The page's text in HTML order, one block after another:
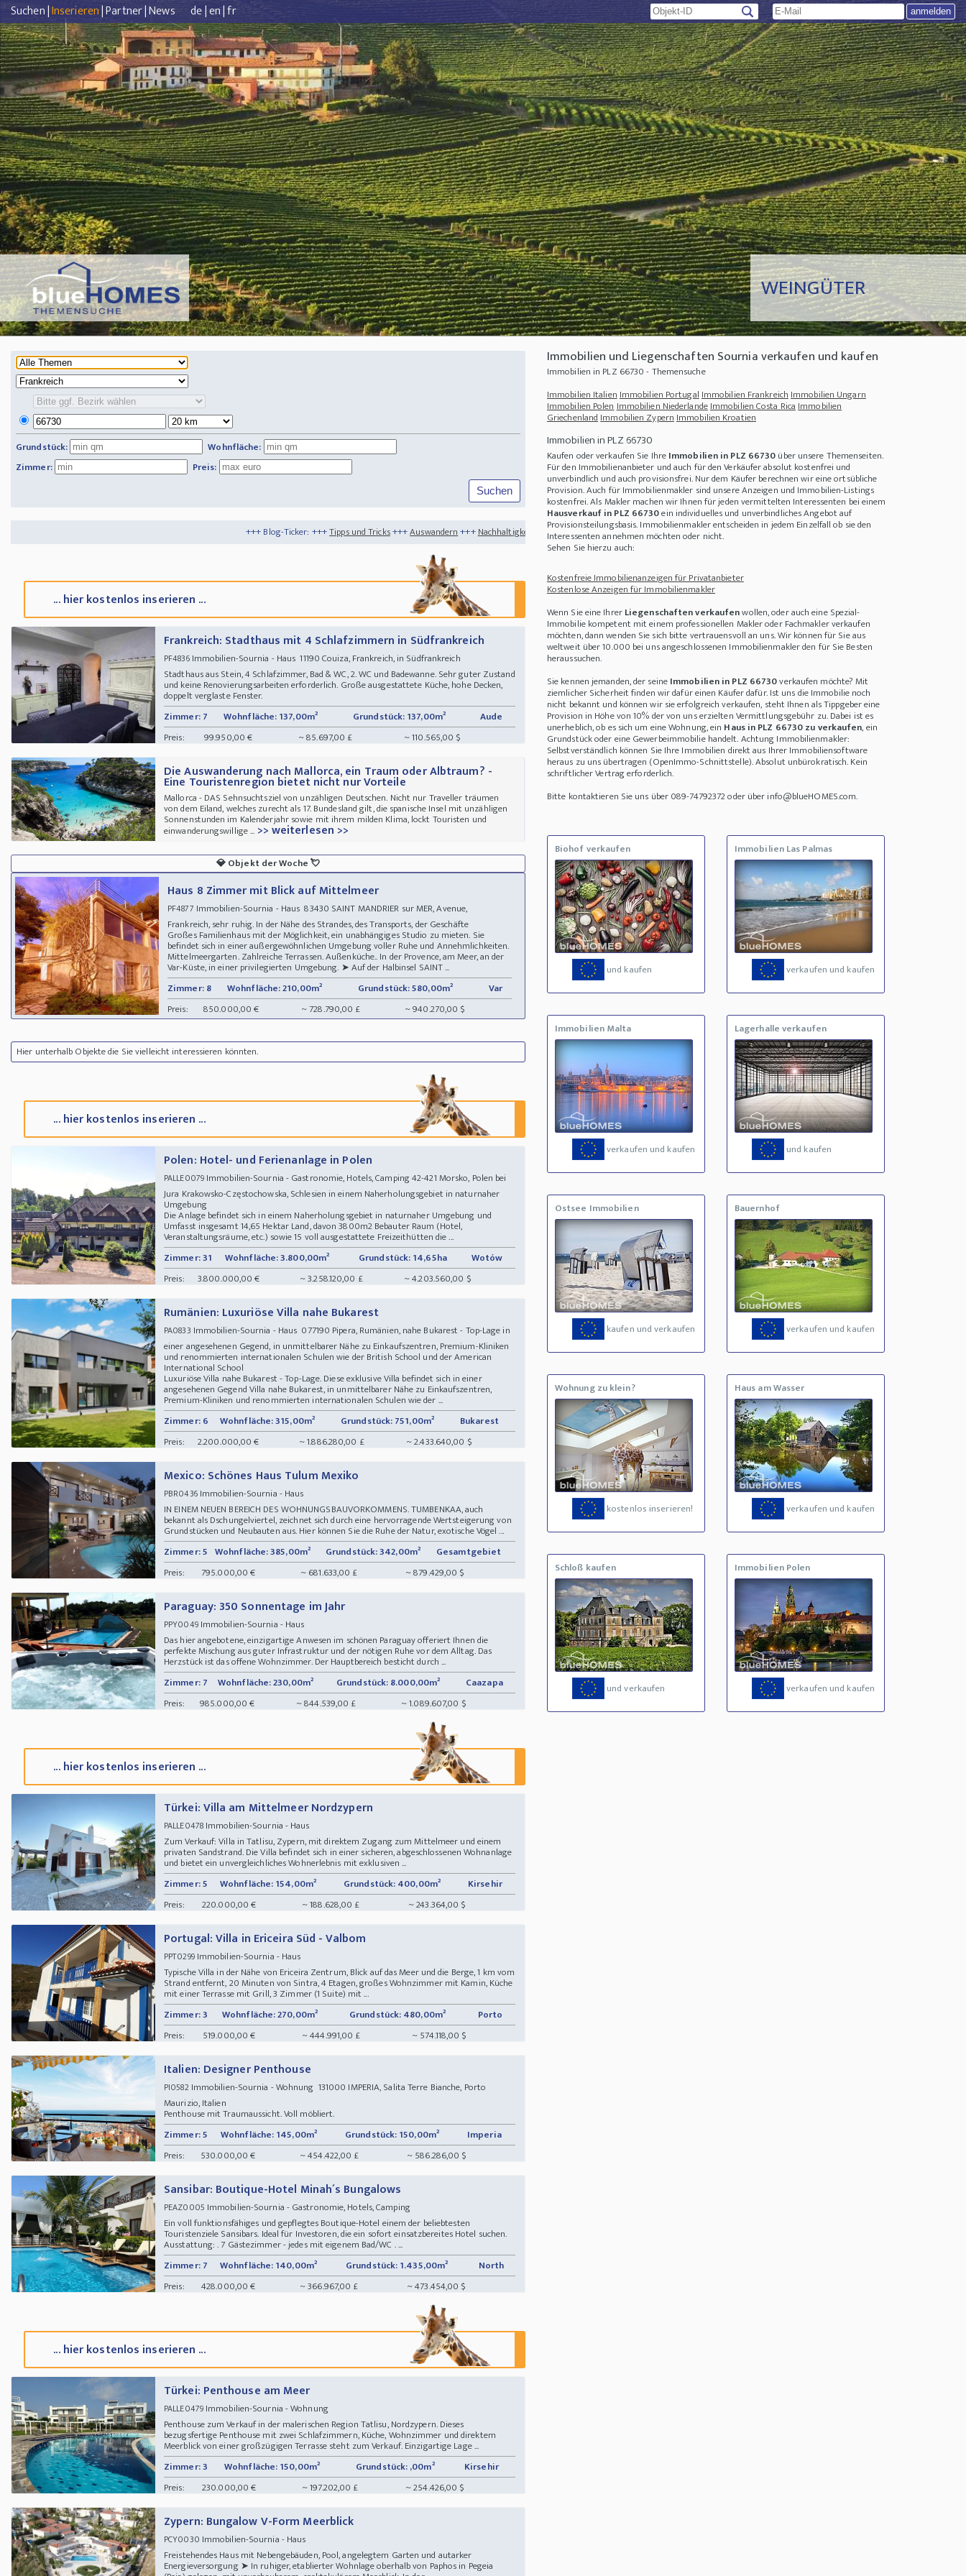
Suchen|Inserieren|Partner|News de|en|fr
WEINGÜTER
Grundstück:
Wohnfläche:
Zimmer:
Preis:
+++ Blog-Ticker: +++Tipps und Tricks+++Auswandern+++Nachhaltigkeit+++Portugal als Tauchspot entdecken+++Immobilien Investments - Woran erkennen Sie, ob sie nachhaltig sind?
... hier kostenlos inserieren ...
Frankreich: Stadthaus mit 4 Schlafzimmern in Südfrankreich
PF4836Immobilien-Sournia - Haus 11190 Couiza, Frankreich, in Südfrankreich
Stadthaus aus Stein, 4 Schlafzimmer, Bad & WC, 2. WC und Badewanne. Sehr guter Zustand
und keine Renovierungsarbeiten erforderlich. Große ausgestattete Küche, hohe Decken,
doppelt verglaste Fenster.
Zimmer: 7
Wohnfläche: 137,00m² Grundstück: 137,00m²
Aude
Preis:
99.950,00 € ~ 85.697,00 £ ~ 110.565,00 $
Die Auswanderung nach Mallorca, ein Traum oder Albtraum? -
Eine Touristenregion bietet nicht nur Vorteile
Mallorca - DAS Sehnsuchtsziel von unzähligen Deutschen. Nicht nur Traveller träumen
von dem Eiland, welches zurecht als 17. Bundesland gilt, die spanische Insel mit unzähligen
Sonnenstunden im Kalenderjahr sowie mit ihrem milden Klima, lockt Touristen und
einwanderungswillige ... >> weiterlesen >>
💎Objekt der Woche💘
Haus 8 Zimmer mit Blick auf Mittelmeer
PF4877 Immobilien-Sournia - Haus 83430 SAINT MANDRIER sur MER, Avenue,
Frankreich, sehr ruhig. In der Nähe des Strandes, des Transports, der Geschäfte
Großes Familienhaus mit der Möglichkeit, ein unabhängiges Studio zu mieten. Sie
befindet sich in einer außergewöhnlichen Umgebung voller Ruhe und Annehmlichkeiten.
Mittelmeergarten. Zahlreiche Terrassen. Außenküche.. In der Provence, am Meer, an der
Var-Küste, in einer privilegierten Umgebung. ➤ Auf der Halbinsel SAINT ...
Zimmer: 8
Wohnfläche: 210,00m² Grundstück: 580,00m²
Var
Preis:
850.000,00 € ~ 728.790,00 £ ~ 940.270,00 $
Hier unterhalb Objekte die Sie vielleicht interessieren könnten.
... hier kostenlos inserieren ...
Polen: Hotel- und Ferienanlage in Polen
PALLE0079Immobilien-Sournia - Gastronomie, Hotels, Camping 42-421 Morsko, Polen bei
Jura Krakowsko-Częstochowska, Schlesien in einem Naherholungsgebiet in naturnaher
Umgebung
Die Anlage befindet sich in einem Naherholungsgebiet in naturnaher Umgebung und
Umfasst insgesamt 14,65 Hektar Land, davon 3800m2 Bebauter Raum (Hotel,
Veranstaltungsräume, etc.) sowie 15 voll ausgestattete Freizeithütten die ...
Zimmer: 31
Wohnfläche: 3.800,00m² Grundstück: 14,65ha
Wotów
Preis:
3.800.000,00 € ~ 3.258.120,00 £ ~ 4.203.560,00 $
Rumänien: Luxuriöse Villa nahe Bukarest
PA0833 Immobilien-Sournia - Haus 077190 Pipera, Rumänien, nahe Bukarest - Top-Lage in
einer angesehenen Gegend, in unmittelbarer Nähe zu Einkaufszentren, Premium-Kliniken
und renommierten internationalen Schulen wie der British School und der American
International School
Luxuriöse Villa nahe Bukarest - Top-Lage. Diese exklusive Villa befindet sich in einer
angesehenen Gegend Villa nahe Bukarest, in unmittelbarer Nähe zu Einkaufszentren,
Premium-Kliniken und renommierten internationalen Schulen wie der ...
Zimmer: 6
Wohnfläche: 315,00m² Grundstück: 751,00m²
Bukarest
Preis:
2.200.000,00 € ~ 1.886.280,00 £ ~ 2.433.640,00 $
Mexico: Schönes Haus Tulum Mexiko
PBR0436Immobilien-Sournia - Haus
IN EINEM NEUEN BEREICH DES WOHNUNGSBAUVORKOMMENS. TUMBENKAA, auch
bekannt als Dschungelviertel, zeichnet sich durch eine hervorragende Wertsteigerung von
Grundstücken und Neubauten aus. Hier können Sie die Ruhe der Natur, exotische Vögel ...
Zimmer: 5 Wohnfläche: 385,00m² Grundstück: 342,00m²
Gesamtgebiet
Preis:
795.000,00 € ~ 681.633,00 £ ~ 879.429,00 $
Paraguay: 350 Sonnentage im Jahr
PPY0049Immobilien-Sournia - Haus
Das hier angebotene, einzigartige Anwesen im schönen Paraguay offeriert Ihnen die
perfekte Mischung aus guter Infrastruktur und der nötigen Ruhe vor dem Alltag. Das
Herzstück ist das offene Wohnzimmer. Der Hauptbereich besticht durch ...
Zimmer: 7
Wohnfläche: 230,00m² Grundstück: 8.000,00m²
Caazapa
Preis:
985.000,00 € ~ 844.539,00 £ ~ 1.089.607,00 $
... hier kostenlos inserieren ...
Türkei: Villa am Mittelmeer Nordzypern
PALLE0478Immobilien-Sournia - Haus
Zum Verkauf: Villa in Tatlisu, Zypern, mit direktem Zugang zum Mittelmeer und einem
privaten Sandstrand. Die Villa befindet sich in einer sicheren, abgeschlossenen Wohnanlage
und bietet ein unvergleichliches Wohnerlebnis mit exklusiven ...
Zimmer: 5
Wohnfläche: 154,00m² Grundstück: 400,00m²
Kirsehir
Preis:
220.000,00 € ~ 188.628,00 £ ~ 243.364,00 $
Portugal: Villa in Ericeira Süd - Valbom
PPT0299Immobilien-Sournia - Haus
Typische Villa in der Nähe von Ericeira Zentrum, Blick auf das Meer und die Berge, 1 km vom
Strand entfernt, 20 Minuten von Sintra, 4 Etagen, großes Wohnzimmer mit Kamin, Küche
mit einer Terrasse mit Grill, 3 Zimmer (1 Suite) mit ...
Zimmer: 3
Wohnfläche: 270,00m² Grundstück: 480,00m²
Porto
Preis:
519.000,00 € ~ 444.991,00 £ ~ 574.118,00 $
Italien: Designer Penthouse
PI0582Immobilien-Sournia - Wohnung 131000 IMPERIA, Salita Terre Bianche, Porto
Maurizio, Italien
Penthouse mit Traumaussicht. Voll möbliert.
Zimmer: 5
Wohnfläche: 145,00m² Grundstück: 150,00m²
Imperia
Preis:
530.000,00 € ~ 454.422,00 £ ~ 586.286,00 $
Sansibar: Boutique-Hotel Minah´s Bungalows
PEAZ0005 Immobilien-Sournia - Gastronomie, Hotels, Camping
Ein voll funktionsfähiges und gepflegtes Boutique-Hotel einem der beliebtesten
Touristenziele Sansibars. Ideal für Investoren, die ein sofort einsatzbereites Hotel suchen.
Ausstattung: . 7 Gästezimmer - jedes mit eigenem Bad/WC . ...
Zimmer: 7
Wohnfläche: 140,00m² Grundstück: 1.435,00m²
North
Preis:
428.000,00 € ~ 366.967,00 £ ~ 473.454,00 $
... hier kostenlos inserieren ...
Türkei: Penthouse am Meer
PALLE0479Immobilien-Sournia - Wohnung
Penthouse zum Verkauf in der malerischen Region Tatlisu, Nordzypern. Dieses
bezugsfertige Penthouse mit zwei Schlafzimmern, Küche, Wohnzimmer und direktem
Meerblick von einer großzügigen Terrasse steht zum Verkauf. Einzigartige Lage ...
Zimmer: 3
Wohnfläche: 150,00m² Grundstück: ,00m²
Kirsehir
Preis:
230.000,00 € ~ 197.202,00 £ ~ 254.426,00 $
Zypern: Bungalow V-Form Meerblick
PCY0030 Immobilien-Sournia - Haus
Freistehendes Haus mit Nebengebäuden, Pool, angelegtem Garten und autarker
Energieversorgung ➤ In ruhiger, etablierter Wohnlage oberhalb von Paphos in Pegeia
Immobilien und Liegenschaften Sournia verkaufen und kaufen
Immobilien in PLZ 66730 - Themensuche
Immobilien ItalienImmobilien PortugalImmobilien FrankreichImmobilien Ungarn
Immobilien PolenImmobilien NiederlandeImmobilien Costa RicaImmobilien
GriechenlandImmobilien ZypernImmobilien Kroatien
Immobilien in PLZ 66730
Kaufen oder verkaufen Sie IhreImmobilien in PLZ 66730über unsere Themenseiten.
Für den Immobilienanbieter und auch für den Verkäufer absolut kostenfrei und
unverbindlich und auch provisionsfrei. Nur dem Käufer berechnen wir eine ortsübliche
Provision. Auch für Immobilienmakler sind unsere Anzeigen und Immobilien-Listings
kostenfrei. Als Makler machen wir Ihnen für jeden vermittelten Interessenten bei einem
Hausverkauf in PLZ 66730ein individuelles und unverbindliches Angebot auf
Provisionsteilungsbasis. Immobilienmakler entscheiden in jedem Einzelfall ob sie den
Interessenten annehmen möchten oder nicht.
Sehen Sie hierzu auch:
Kostenfreie Immobilienanzeigen für Privatanbieter
Kostenlose Anzeigen für Immobilienmakler
Wenn Sie eine IhrerLiegenschaften verkaufenwollen, oder auch eine Spezial-
Immobilie kompetent mit einem professionellen Makler oder Fachmakler verkaufen
möchten, dann wenden Sie sich bitte vertrauensvoll an uns. Wir können für Sie aus
weltweit über 10.000 bei uns angeschlossenen Immobilienmakler den für Sie Besten
heraussuchen.
Sie kennen jemanden, der seineImmobilien in PLZ 66730verkaufen möchte? Mit
ziemlicher Sicherheit finden wir dafür einen Käufer dafür. Ist uns die Immobilie noch
nicht bekannt und können wir sie erfolgreich verkaufen, steht Ihnen als Tippgeber eine
Provision in Höhe von 10% der von uns erzielten Vermittlungsgebühr zu. Dabei ist es
unerheblich, ob es sich um eine Wohnung, ein Haus in PLZ 66730 zu verkaufen, ein
Grundstück oder eine Gewerbeimmobilie handelt. Achtung Immobilienmakler:
Selbstverständlich können Sie Ihre Immobilien direkt aus Ihrer Immobiliensoftware
heraus zu uns übertragen (OpenImmo-Schnittstelle). Absolut unbürokratisch. Kein
schriftlicher Vertrag erforderlich.
Bitte kontaktieren Sie uns über 089-74792372 oder über info@blueHOMES.com.
Biohof verkaufen
und kaufen
Immobilien Las Palmas
verkaufen und kaufen
Immobilien Malta
verkaufen und kaufen
Lagerhalle verkaufen
und kaufen
Ostsee Immobilien
kaufen und verkaufen
Bauernhof
verkaufen und kaufen
Wohnung zu klein?
kostenlos inserieren!
Haus am Wasser
verkaufen und kaufen
Schloß kaufen
und verkaufen
Immobilien Polen
verkaufen und kaufen